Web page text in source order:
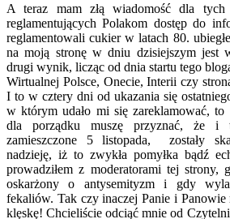
A teraz mam złą wiadomość dla tych
reglamentujących Polakom dostęp do
reglamentowali cukier w latach 80.
na moją stronę w dniu dzisiejszym jest
drugi wynik, licząc od dnia startu tego
Wirtualnej Polsce, Onecie, Interii czy
I to w cztery dni od ukazania się
w którym udało mi się zareklamować, to
dla porządku muszę przyznać, że i
zamieszczone 5 listopada, zostały
nadzieję, iż to zwykła pomyłka bądź
prowadziłem z moderatorami tej strony,
oskarżony o antysemityzm i gdy
fekaliów. Tak czy inaczej Panie i Panowie
klęskę! Chcieliście odciąć mnie od